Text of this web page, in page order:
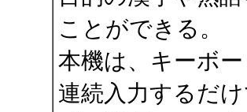
ことができる。
本機は、キーボ
連続入力するだ